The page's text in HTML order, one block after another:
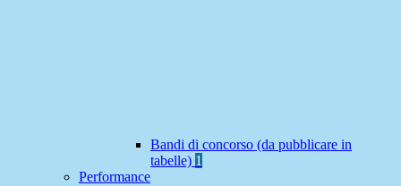
Bandi di concorso (da pubblicare in
tabelle) 1
Performance